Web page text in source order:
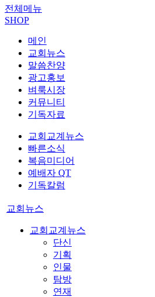
전체메뉴
SHOP
메인
교회뉴스
말씀찬양
광고홍보
벼룩시장
커뮤니티
기독자료
교회교계뉴스
빠른소식
복음미디어
예배자 QT
기독칼럼
교회뉴스
교회교계뉴스
단신
기획
인물
탐방
연재